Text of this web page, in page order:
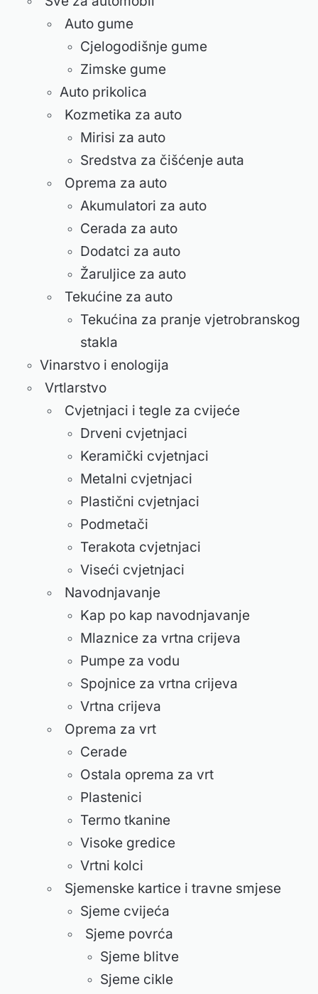
Auto gume
Cjelogodišnje gume
Zimske gume
Auto prikolica
Kozmetika za auto
Mirisi za auto
Sredstva za čišćenje auta
Oprema za auto
Akumulatori za auto
Cerada za auto
Dodatci za auto
Žaruljice za auto
Tekućine za auto
Tekućina za pranje vjetrobranskog
stakla
Vinarstvo i enologija
Vrtlarstvo
Cvjetnjaci i tegle za cvijeće
Drveni cvjetnjaci
Keramički cvjetnjaci
Metalni cvjetnjaci
Plastični cvjetnjaci
Podmetači
Terakota cvjetnjaci
Viseći cvjetnjaci
Navodnjavanje
Kap po kap navodnjavanje
Mlaznice za vrtna crijeva
Pumpe za vodu
Spojnice za vrtna crijeva
Vrtna crijeva
Oprema za vrt
Cerade
Ostala oprema za vrt
Plastenici
Termo tkanine
Visoke gredice
Vrtni kolci
Sjemenske kartice i travne smjese
Sjeme cvijeća
Sjeme povrća
Sjeme blitve
Sjeme cikle